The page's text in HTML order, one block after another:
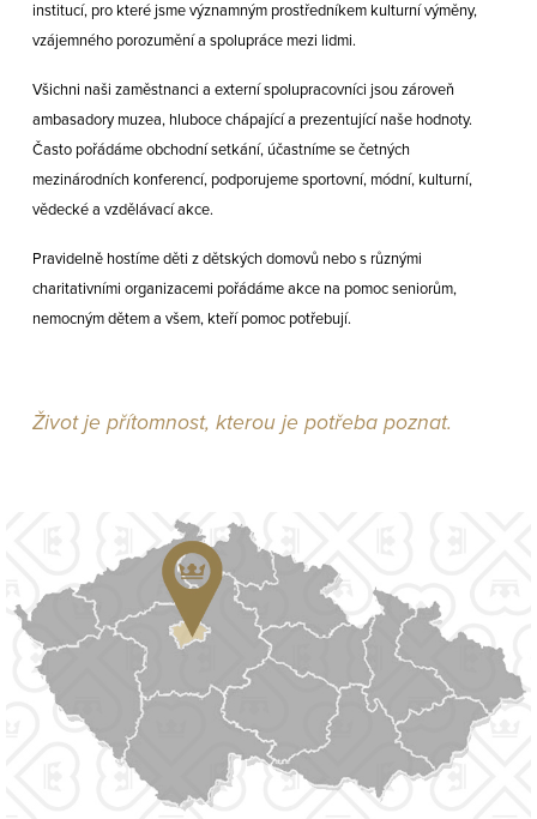
institucí, pro které jsme významným prostředníkem kulturní výměny,
vzájemného porozumění a spolupráce mezi lidmi.
Všichni naši zaměstnanci a externí spolupracovníci jsou zároveň
ambasadory muzea, hluboce chápající a prezentující naše hodnoty.
Často pořádáme obchodní setkání, účastníme se četných
mezinárodních konferencí, podporujeme sportovní, módní, kulturní,
vědecké a vzdělávací akce.
Pravidelně hostíme děti z dětských domovů nebo s různými
charitativními organizacemi pořádáme akce na pomoc seniorům,
nemocným dětem a všem, kteří pomoc potřebují.
Život je přítomnost, kterou je potřeba poznat.